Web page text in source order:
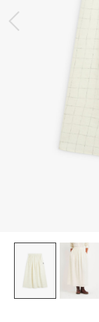
前の画像